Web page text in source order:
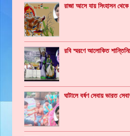
রাজা আসে যায় সিংহাসন থেকে
রবি স্মরণে আলোকিত
ঘাটালে বর্ষণ সেবায় ভারত